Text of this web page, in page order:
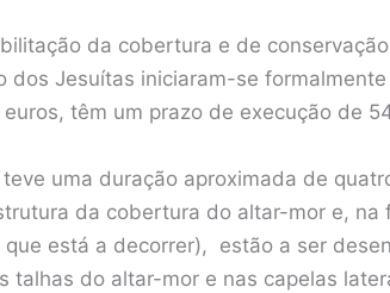
da cobertura e de
dos Jesuítas iniciaram-se
têm um prazo de execução de
uma duração aproximada de
da cobertura do altar-mor e, na
que está a decorrer), estão a ser
talhas do altar-mor e nas capelas